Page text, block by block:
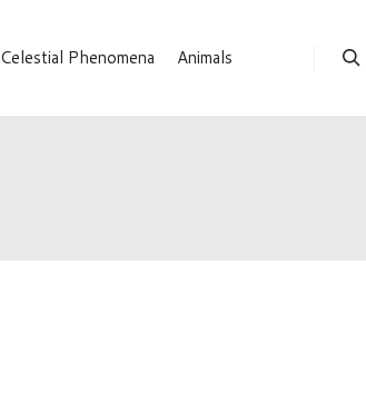
Celestial Phenomena Animals